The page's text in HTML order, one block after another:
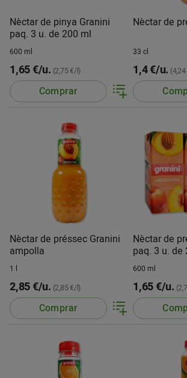
Nèctar de pinya Granini
paq. 3 u. de 200 ml
600 ml
1,65 €/u. (2,75 €/l)
Comprar
Nèctar de
33 cl
1,4 €/u.
Nèctar de préssec Granini
ampolla
1 l
2,85 €/u. (2,85 €/l)
Comprar
Nèctar de
paq. 3 u. de
600 ml
1,65 €/u.